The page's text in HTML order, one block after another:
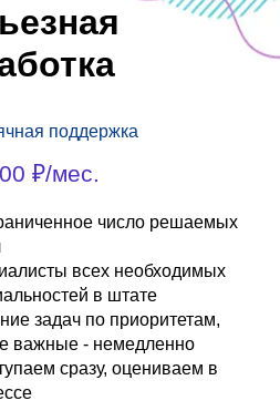
поддержка
₽/мес.
число решаемых
всех необходимых
в штате
задач по приоритетам,
важные - немедленно
сразу, оцениваем в